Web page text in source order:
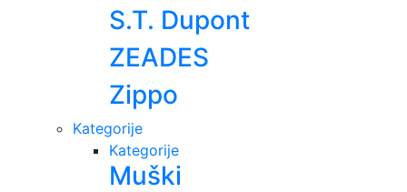
S.T. Dupont
ZEADES
Zippo
Kategorije
Kategorije
Muški